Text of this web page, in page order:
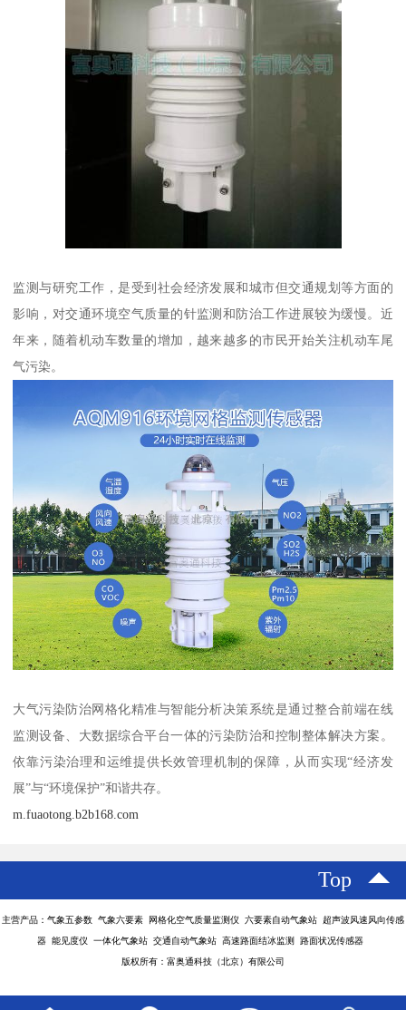
监测与研究工作，是受到社会经济发展和城市但交通规划等方面的
影响，对交通环境空气质量的针监测和防治工作进展较为缓慢。近
年来，随着机动车数量的增加，越来越多的市民开始关注机动车尾
气污染。
大气污染防治网格化精准与智能分析决策系统是通过整合前端在线
监测设备、大数据综合平台一体的污染防治和控制整体解决方案。
依靠污染治理和运维提供长效管理机制的保障，从而实现“经济发
展”与“环境保护”和谐共存。
m.fuaotong.b2b168.com
Top
主营产品：气象五参数 气象六要素 网格化空气质量监测仪 六要素自动气象站 超声波风速风向传感
器 能见度仪 一体化气象站 交通自动气象站 高速路面结冰监测 路面状况传感器
版权所有：富奥通科技（北京）有限公司